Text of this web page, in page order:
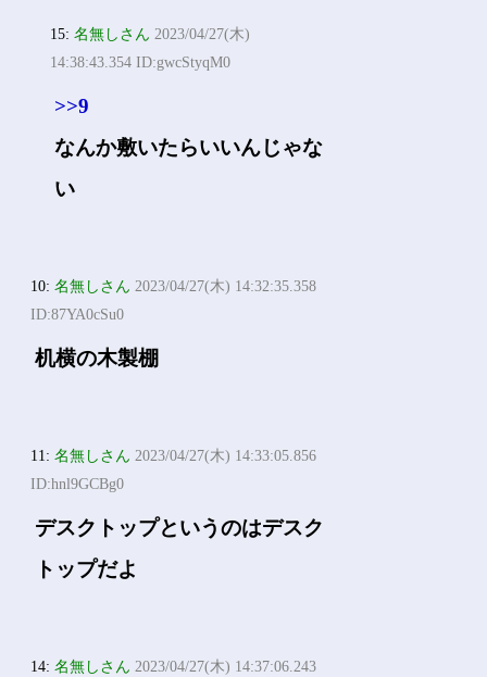
15:名無しさん 2023/04/27(木)
14:38:43.354 ID:gwcStyqM0
>>9
なんか敷いたらいいんじゃな
い
10:名無しさん 2023/04/27(木) 14:32:35.358
ID:87YA0cSu0
机横の木製棚
11:名無しさん 2023/04/27(木) 14:33:05.856
ID:hnl9GCBg0
デスクトップというのはデスク
トップだよ
14:名無しさん 2023/04/27(木) 14:37:06.243